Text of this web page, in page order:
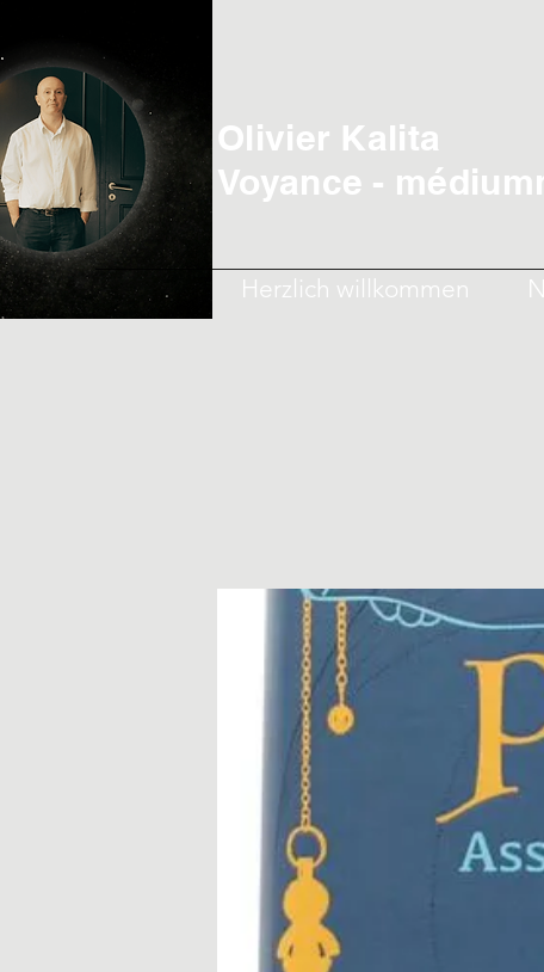
Olivier Kalita
Voyance -
Herzlich willkommen